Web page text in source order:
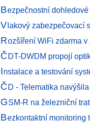
Bezpečnostní
Vlakový zabezpečovací
Rozšíření WiFi zdarma
ČDT-DWDM propojí
Instalace a testování
ČD - Telematika
GSM-R na železniční
Bezkontaktní monitoring